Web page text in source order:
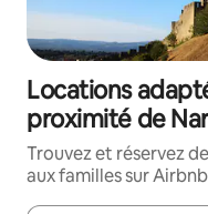
Locations
proximité de
Trouvez et réservez
aux familles sur Airbnb